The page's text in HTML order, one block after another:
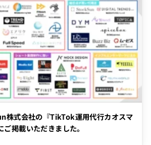
株式会社の『TikTok運用代行カオスマ
掲載いただきました。